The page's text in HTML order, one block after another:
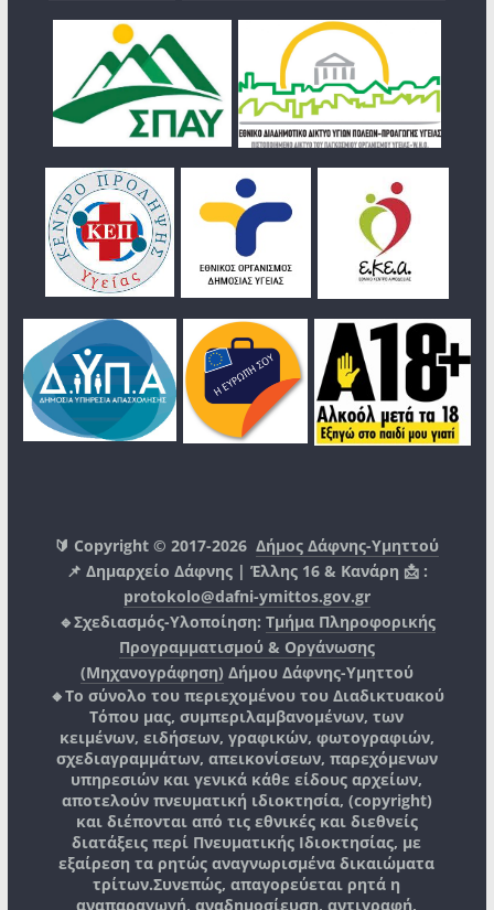
🔰 Copyright © 2017-2026Δήμος Δάφνης-Υμηττού
📌 Δημαρχείο Δάφνης | Έλλης 16 & Κανάρη 📩 :
protokolo@dafni-ymittos.gov.gr
🔹Σχεδιασμός-Υλοποίηση: Τμήμα Πληροφορικής
Προγραμματισμού & Οργάνωσης
(Μηχανογράφηση) Δήμου Δάφνης-Υμηττού
🔸Το σύνολο του περιεχομένου του Διαδικτυακού
Τόπου μας, συμπεριλαμβανομένων, των
κειμένων, ειδήσεων, γραφικών, φωτογραφιών,
σχεδιαγραμμάτων, απεικονίσεων, παρεχόμενων
υπηρεσιών και γενικά κάθε είδους αρχείων,
αποτελούν πνευματική ιδιοκτησία, (copyright)
και διέπονται από τις εθνικές και διεθνείς
διατάξεις περί Πνευματικής Ιδιοκτησίας, με
εξαίρεση τα ρητώς αναγνωρισμένα δικαιώματα
τρίτων.Συνεπώς, απαγορεύεται ρητά η
αναπαραγωγή, αναδημοσίευση, αντιγραφή,